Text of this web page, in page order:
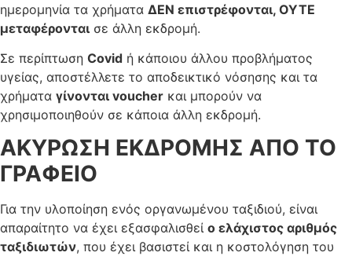
ημερομηνία τα χρήματα ΔΕΝ επιστρέφονται, ΟΥΤΕ
μεταφέρονται σε άλλη εκδρομή.
Σε περίπτωση Covid ή κάποιου άλλου προβλήματος
υγείας, αποστέλλετε το αποδεικτικό νόσησης και τα
χρήματα γίνονται voucher και μπορούν να
χρησιμοποιηθούν σε κάποια άλλη εκδρομή.
ΑΚΥΡΩΣΗ ΕΚΔΡΟΜΗΣ ΑΠΟ ΤΟ
ΓΡΑΦΕΙΟ
Για την υλοποίηση ενός οργανωμένου ταξιδιού, είναι
απαραίτητο να έχει εξασφαλισθεί ο ελάχιστος αριθμός
ταξιδιωτών, που έχει βασιστεί και η κοστολόγηση του